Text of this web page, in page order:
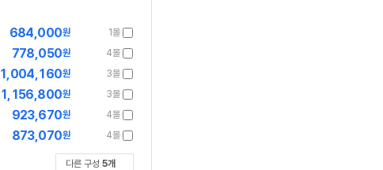
1몰
684,000원
4몰
778,050원
3몰
1,004,160원
3몰
1,156,800원
4몰
923,670원
4몰
873,070원
다른 구성 5개